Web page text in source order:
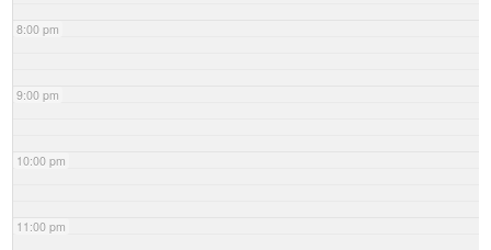
8:00 pm
9:00 pm
10:00 pm
11:00 pm